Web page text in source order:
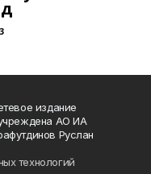
издание
АО ИА
Руслан
технологий